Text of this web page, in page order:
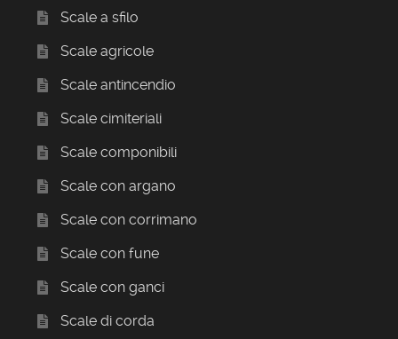
Scale a sfilo
Scale agricole
Scale antincendio
Scale cimiteriali
Scale componibili
Scale con argano
Scale con corrimano
Scale con fune
Scale con ganci
Scale di corda